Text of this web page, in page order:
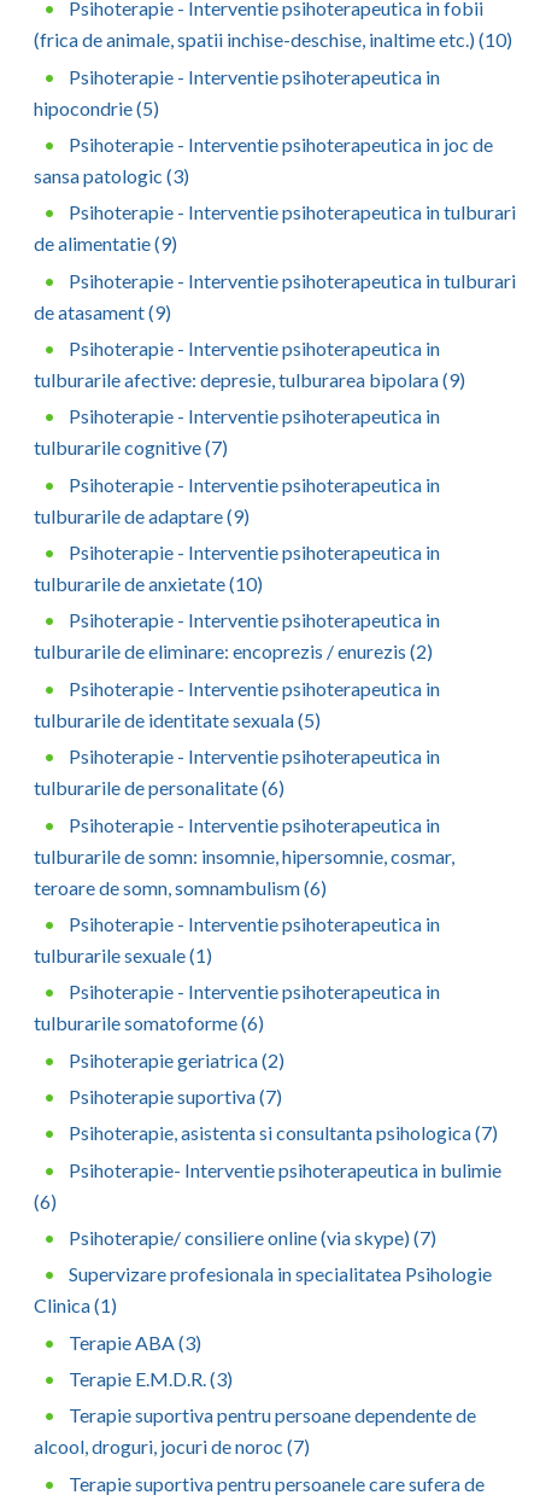
Psihoterapie - Interventie psihoterapeutica in fobii
(frica de animale, spatii inchise-deschise, inaltime etc.) (10)
Psihoterapie - Interventie psihoterapeutica in
hipocondrie (5)
Psihoterapie - Interventie psihoterapeutica in joc de
sansa patologic (3)
Psihoterapie - Interventie psihoterapeutica in tulburari
de alimentatie (9)
Psihoterapie - Interventie psihoterapeutica in tulburari
de atasament (9)
Psihoterapie - Interventie psihoterapeutica in
tulburarile afective: depresie, tulburarea bipolara (9)
Psihoterapie - Interventie psihoterapeutica in
tulburarile cognitive (7)
Psihoterapie - Interventie psihoterapeutica in
tulburarile de adaptare (9)
Psihoterapie - Interventie psihoterapeutica in
tulburarile de anxietate (10)
Psihoterapie - Interventie psihoterapeutica in
tulburarile de eliminare: encoprezis / enurezis (2)
Psihoterapie - Interventie psihoterapeutica in
tulburarile de identitate sexuala (5)
Psihoterapie - Interventie psihoterapeutica in
tulburarile de personalitate (6)
Psihoterapie - Interventie psihoterapeutica in
tulburarile de somn: insomnie, hipersomnie, cosmar,
teroare de somn, somnambulism (6)
Psihoterapie - Interventie psihoterapeutica in
tulburarile sexuale (1)
Psihoterapie - Interventie psihoterapeutica in
tulburarile somatoforme (6)
Psihoterapie geriatrica (2)
Psihoterapie suportiva (7)
Psihoterapie, asistenta si consultanta psihologica (7)
Psihoterapie- Interventie psihoterapeutica in bulimie
(6)
Psihoterapie/ consiliere online (via skype) (7)
Supervizare profesionala in specialitatea Psihologie
Clinica (1)
Terapie ABA (3)
Terapie E.M.D.R. (3)
Terapie suportiva pentru persoane dependente de
alcool, droguri, jocuri de noroc (7)
Terapie suportiva pentru persoanele care sufera de